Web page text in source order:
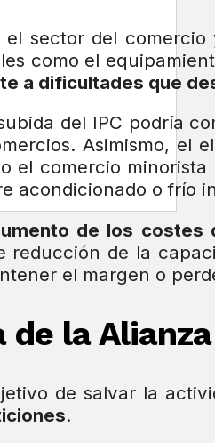
el sector del
como el
a dificultades que
del IPC podría
Asimismo, el
el comercio
acondicionado o frío
de los costes
reducción de la
el margen o
de la
de salvar la
.